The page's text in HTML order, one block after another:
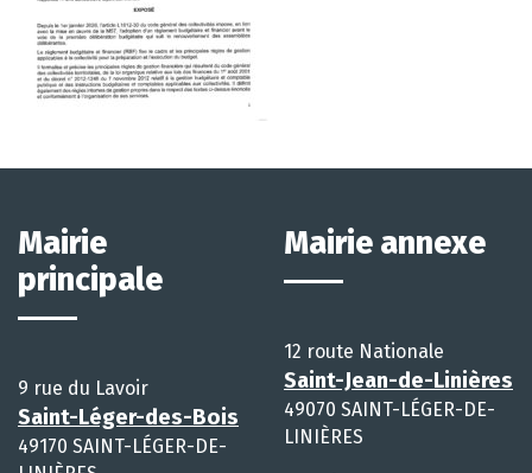
Mairie
principale
9 rue du Lavoir
Saint-Léger-des-Bois
49170 SAINT-LÉGER-DE-
Mairie annexe
12 route Nationale
Saint-Jean-de-Linières
49070 SAINT-LÉGER-DE-
LINIÈRES